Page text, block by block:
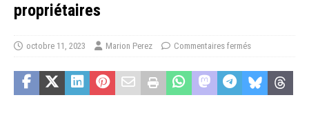
propriétaires
octobre 11, 2023 Marion Perez Commentaires fermés